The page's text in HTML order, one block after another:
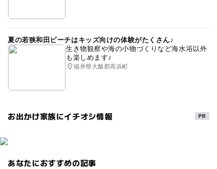
夏の若狭和田ビーチはキッズ向けの体験がたくさん♪
生き物観察や海の小物づくりなど海水浴以外
も楽しめます♪
福井県大飯郡高浜町
お出かけ家族にイチオシ情報
あなたにおすすめの記事